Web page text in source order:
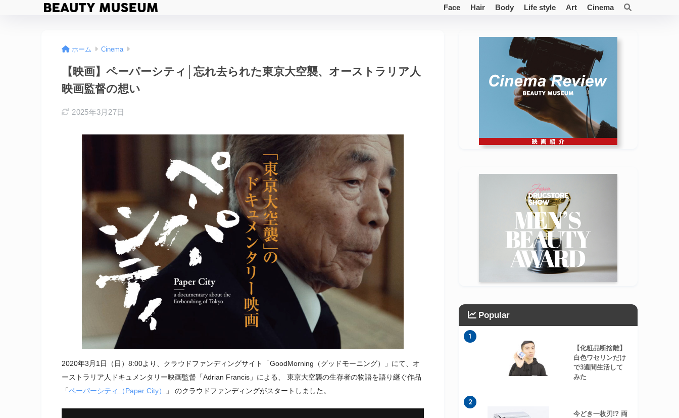
Face Hair Body Life style Art Cinema
ホーム Cinema
【映画】ペーパーシティ│忘れ去られた東京大空襲、オーストラリア人
映画監督の想い
2025年3月27日
2020年3月1日（日）8:00より、クラウドファンディングサイト「GoodMorning（グッドモーニング）」にて、オ
ーストラリア人ドキュメンタリー映画監督「Adrian Francis」による、 東京大空襲の生存者の物語を語り継ぐ作品
「ペーパーシティ（Paper City） 」 のクラウドファンディングがスタートしました。
Popular
1
【化粧品断捨離】
白色ワセリンだけ
で3週間生活して
みた
2
今どき一枚刃!? 両